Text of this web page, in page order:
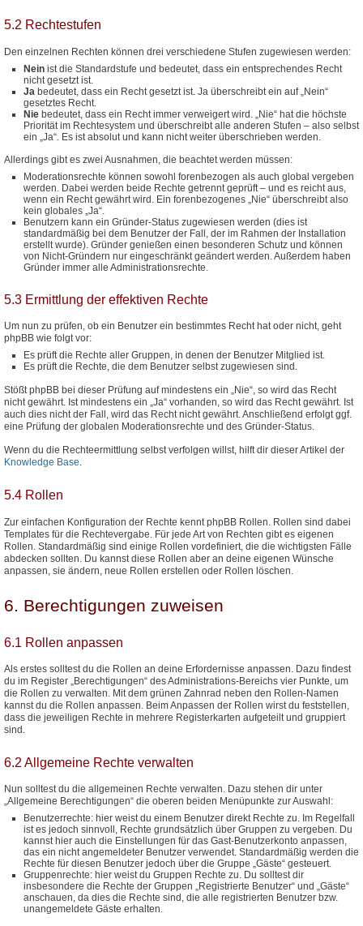
5.2 Rechtestufen
Den einzelnen Rechten können drei verschiedene Stufen zugewiesen werden:
Nein ist die Standardstufe und bedeutet, dass ein entsprechendes Recht
nicht gesetzt ist.
Ja bedeutet, dass ein Recht gesetzt ist. Ja überschreibt ein auf „Nein“
gesetztes Recht.
Nie bedeutet, dass ein Recht immer verweigert wird. „Nie“ hat die höchste
Priorität im Rechtesystem und überschreibt alle anderen Stufen – also selbst
ein „Ja“. Es ist absolut und kann nicht weiter überschrieben werden.
Allerdings gibt es zwei Ausnahmen, die beachtet werden müssen:
Moderationsrechte können sowohl forenbezogen als auch global vergeben
werden. Dabei werden beide Rechte getrennt geprüft – und es reicht aus,
wenn ein Recht gewährt wird. Ein forenbezogenes „Nie“ überschreibt also
kein globales „Ja“.
Benutzern kann ein Gründer-Status zugewiesen werden (dies ist
standardmäßig bei dem Benutzer der Fall, der im Rahmen der Installation
erstellt wurde). Gründer genießen einen besonderen Schutz und können
von Nicht-Gründern nur eingeschränkt geändert werden. Außerdem haben
Gründer immer alle Administrationsrechte.
5.3 Ermittlung der effektiven Rechte
Um nun zu prüfen, ob ein Benutzer ein bestimmtes Recht hat oder nicht, geht
phpBB wie folgt vor:
Es prüft die Rechte aller Gruppen, in denen der Benutzer Mitglied ist.
Es prüft die Rechte, die dem Benutzer selbst zugewiesen sind.
Stößt phpBB bei dieser Prüfung auf mindestens ein „Nie“, so wird das Recht
nicht gewährt. Ist mindestens ein „Ja“ vorhanden, so wird das Recht gewährt. Ist
auch dies nicht der Fall, wird das Recht nicht gewährt. Anschließend erfolgt ggf.
eine Prüfung der globalen Moderationsrechte und des Gründer-Status.
Wenn du die Rechteermittlung selbst verfolgen willst, hilft dir dieser Artikel der
Knowledge Base.
5.4 Rollen
Zur einfachen Konfiguration der Rechte kennt phpBB Rollen. Rollen sind dabei
Templates für die Rechtevergabe. Für jede Art von Rechten gibt es eigenen
Rollen. Standardmäßig sind einige Rollen vordefiniert, die die wichtigsten Fälle
abdecken sollten. Du kannst diese Rollen aber an deine eigenen Wünsche
anpassen, sie ändern, neue Rollen erstellen oder Rollen löschen.
6. Berechtigungen zuweisen
6.1 Rollen anpassen
Als erstes solltest du die Rollen an deine Erfordernisse anpassen. Dazu findest
du im Register „Berechtigungen“ des Administrations-Bereichs vier Punkte, um
die Rollen zu verwalten. Mit dem grünen Zahnrad neben den Rollen-Namen
kannst du die Rollen anpassen. Beim Anpassen der Rollen wirst du feststellen,
dass die jeweiligen Rechte in mehrere Registerkarten aufgeteilt und gruppiert
sind.
6.2 Allgemeine Rechte verwalten
Nun solltest du die allgemeinen Rechte verwalten. Dazu stehen dir unter
„Allgemeine Berechtigungen“ die oberen beiden Menüpunkte zur Auswahl:
Benutzerrechte: hier weist du einem Benutzer direkt Rechte zu. Im Regelfall
ist es jedoch sinnvoll, Rechte grundsätzlich über Gruppen zu vergeben. Du
kannst hier auch die Einstellungen für das Gast-Benutzerkonto anpassen,
das ein nicht angemeldeter Benutzer verwendet. Standardmäßig werden die
Rechte für diesen Benutzer jedoch über die Gruppe „Gäste“ gesteuert.
Gruppenrechte: hier weist du Gruppen Rechte zu. Du solltest dir
insbesondere die Rechte der Gruppen „Registrierte Benutzer“ und „Gäste“
anschauen, da dies die Rechte sind, die alle registrierten Benutzer bzw.
unangemeldete Gäste erhalten.